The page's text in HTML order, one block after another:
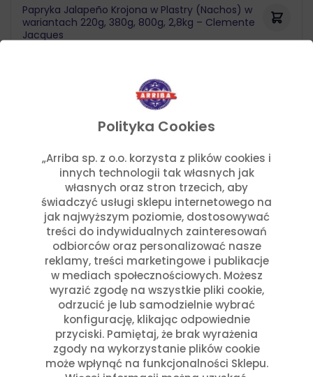
Polityka Cookies
„Arriba sp. z o.o. korzysta z plików cookies i
innych technologii tak własnych jak
własnych oraz stron trzecich, aby
świadczyć usługi sklepu internetowego na
jak najwyższym poziomie, dostosowywać
treści do indywidualnych zainteresowań
odbiorców oraz personalizować nasze
reklamy, treści marketingowe i publikacje
w mediach społecznościowych. Możesz
wyrazić zgodę na wszystkie pliki cookie,
odrzucić je lub samodzielnie wybrać
konfigurację, klikając odpowiednie
przyciski. Pamiętaj, że brak wyrażenia
zgody na wykorzystanie plików cookie
może wpłynąć na funkcjonalności Sklepu.
Papryka Jalapeño Krojona w Plastry (Nachos) w
wariantach 220g, 380g, 800g, 2,8kg – Clemente
Jacques
Papryka Jalapeño Mielona w Tubce 220g
Clemente Jacques
zł